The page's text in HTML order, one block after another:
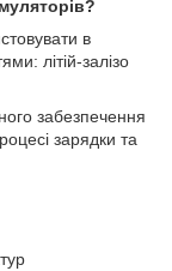
в
літій-залізо
забезпечення
зарядки та